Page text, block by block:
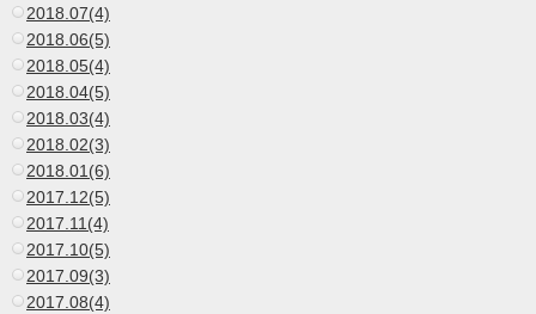
2018.07(4)
2018.06(5)
2018.05(4)
2018.04(5)
2018.03(4)
2018.02(3)
2018.01(6)
2017.12(5)
2017.11(4)
2017.10(5)
2017.09(3)
2017.08(4)